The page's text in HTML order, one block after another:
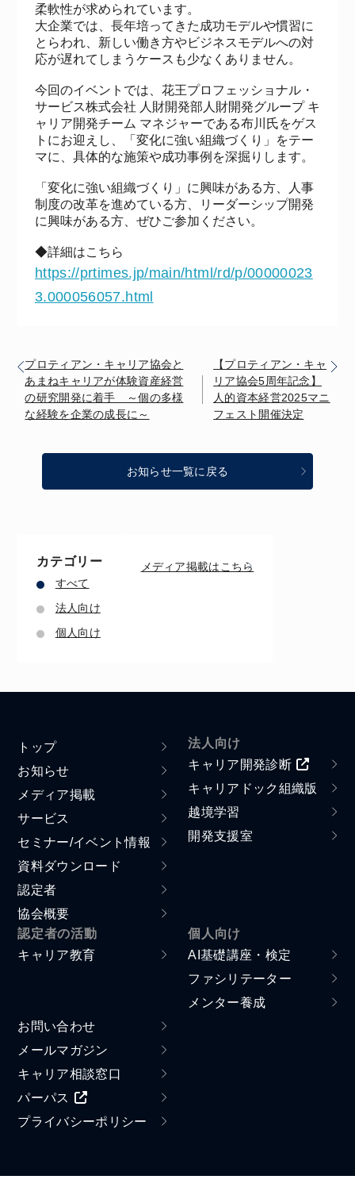
柔軟性が求められています。
大企業では、長年培ってきた成功モデルや慣習に
とらわれ、新しい働き方やビジネスモデルへの対
応が遅れてしまうケースも少なくありません。
今回のイベントでは、花王プロフェッショナル・
サービス株式会社 人財開発部人財開発グループ キ
ャリア開発チーム マネジャーである布川氏をゲス
トにお迎えし、「変化に強い組織づくり」をテー
マに、具体的な施策や成功事例を深掘りします。
「変化に強い組織づくり」に興味がある方、人事
制度の改革を進めている方、リーダーシップ開発
に興味がある方、ぜひご参加ください。
◆詳細はこちら
https://prtimes.jp/main/html/rd/p/00000023
3.000056057.html
プロティアン・キャリア協会と
あまねキャリアが体験資産経営
の研究開発に着手 ～個の多様
な経験を企業の成長に～
【プロティアン・キャ
リア協会5周年記念】
人的資本経営2025マニ
フェスト開催決定
お知らせ一覧に戻る
カテゴリー
すべて
法人向け
個人向け
メディア掲載はこちら
トップ
お知らせ
メディア掲載
サービス
セミナー/イベント情報
資料ダウンロード
認定者
協会概要
法人向け
キャリア開発診断
キャリアドック組織版
越境学習
開発支援室
認定者の活動
キャリア教育
個人向け
AI基礎講座・検定
ファシリテーター
メンター養成
お問い合わせ
メールマガジン
キャリア相談窓口
パーパス
プライバシーポリシー